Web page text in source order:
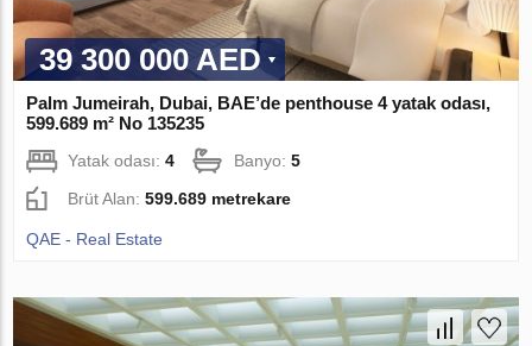
39 300 000 AED
Palm Jumeirah, Dubai, BAE’de penthouse 4 yatak odası,
599.689 m² No 135235
Yatak odası:4 Banyo:5
Brüt Alan:599.689 metrekare
QAE - Real Estate